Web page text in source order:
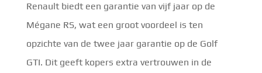
Renault biedt een garantie van vijf jaar op de
Mégane RS, wat een groot voordeel is ten
opzichte van de twee jaar garantie op de Golf
GTI. Dit geeft kopers extra vertrouwen in de